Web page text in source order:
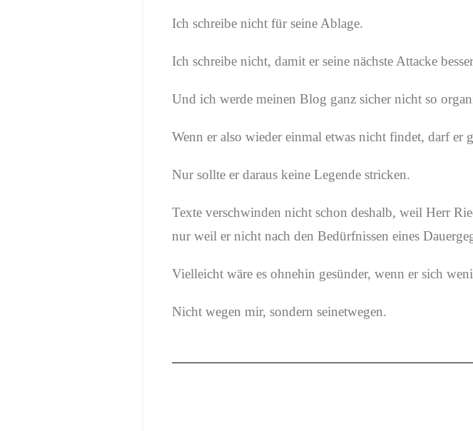
Ich schreibe nicht für seine Ablage.
Ich schreibe nicht, damit er seine nächste Attacke
Und ich werde meinen Blog ganz sicher nicht so
Wenn er also wieder einmal etwas nicht findet, darf er
Nur sollte er daraus keine Legende stricken.
Texte verschwinden nicht schon deshalb, weil Herr
nur weil er nicht nach den Bedürfnissen eines
Vielleicht wäre es ohnehin gesünder, wenn er sich
Nicht wegen mir, sondern seinetwegen.